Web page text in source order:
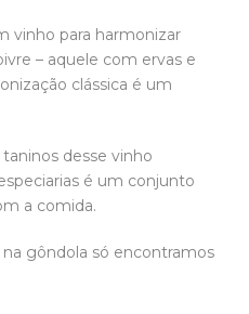
vinho para harmonizar
– aquele com ervas e
clássica é um
desse vinho
é um conjunto
a comida.
gôndola só encontramos